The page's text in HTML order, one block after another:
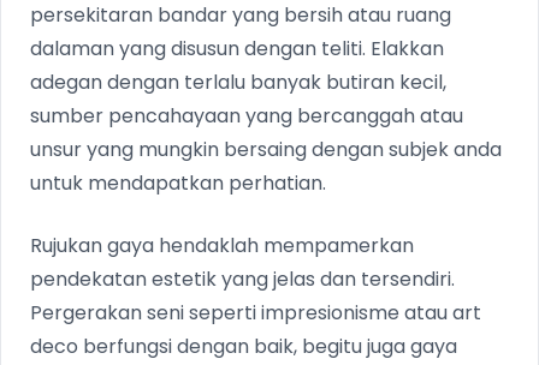
persekitaran bandar yang bersih atau ruang
dalaman yang disusun dengan teliti. Elakkan
adegan dengan terlalu banyak butiran kecil,
sumber pencahayaan yang bercanggah atau
unsur yang mungkin bersaing dengan subjek anda
untuk mendapatkan perhatian.
Rujukan gaya hendaklah mempamerkan
pendekatan estetik yang jelas dan tersendiri.
Pergerakan seni seperti impresionisme atau art
deco berfungsi dengan baik, begitu juga gaya